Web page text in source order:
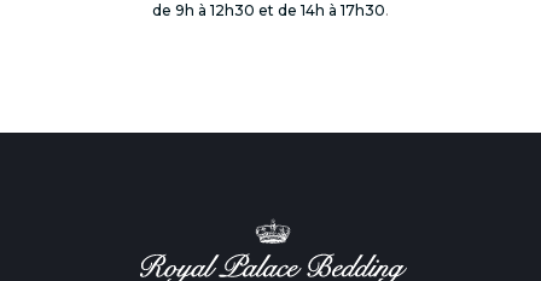
de 9h à 12h30 et de 14h à 17h30.